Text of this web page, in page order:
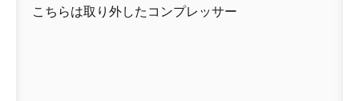
こちらは取り外したコンプレッサー